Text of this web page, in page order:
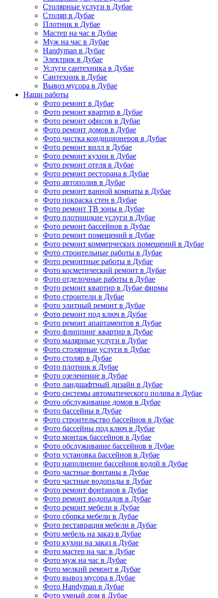
Столярные услуги в Дубае
Столяр в Дубае
Плотник в Дубае
Мастер на час в Дубае
Муж на час в Дубае
Handyman в Дубае
Электрик в Дубае
Услуги сантехника в Дубае
Сантехник в Дубае
Вывоз мусора в Дубае
Наши работы
Фото ремонт в Дубае
Фото ремонт квартир в Дубае
Фото ремонт офисов в Дубае
Фото ремонт домов в Дубае
Фото чистка кондиционеров в Дубае
Фото ремонт вилл в Дубае
Фото ремонт кухни в Дубае
Фото ремонт отеля в Дубае
Фото ремонт ресторана в Дубае
Фото автополив в Дубае
Фото ремонт ванной комнаты в Дубае
Фото покраска стен в Дубае
Фото ремонт ТВ зоны в Дубае
Фото плотницкие услуги в Дубае
Фото ремонт бассейнов в Дубае
Фото ремонт помещений в Дубае
Фото ремонт коммерческих помещений в Дубае
Фото строительные работы в Дубае
Фото ремонтные работы в Дубае
Фото косметический ремонт в Дубае
Фото отделочные работы в Дубае
Фото ремонт квартир в Дубае фирмы
Фото строители в Дубае
Фото элитный ремонт в Дубае
Фото ремонт под ключ в Дубае
Фото ремонт апартаментов в Дубае
Фото флиппинг квартир в Дубае
Фото малярные услуги в Дубае
Фото столярные услуги в Дубае
Фото столяр в Дубае
Фото плотник в Дубае
Фото озеленение в Дубае
Фото ландшафтный дизайн в Дубае
Фото системы автоматического полива в Дубае
Фото обслуживание домов в Дубае
Фото бассейны в Дубае
Фото строительство бассейнов в Дубае
Фото бассейны под ключ в Дубае
Фото монтаж бассейнов в Дубае
Фото обслуживание бассейнов в Дубае
Фото установка бассейнов в Дубае
Фото наполнение бассейнов водой в Дубае
Фото частные фонтаны в Дубае
Фото частные водопады в Дубае
Фото ремонт фонтанов в Дубае
Фото ремонт водопадов в Дубае
Фото ремонт мебели в Дубае
Фото сборка мебели в Дубае
Фото реставрация мебели в Дубае
Фото мебель на заказ в Дубае
Фото кухни на заказ в Дубае
Фото мастер на час в Дубае
Фото муж на час в Дубае
Фото мелкий ремонт в Дубае
Фото вывоз мусора в Дубае
Фото Handyman в Дубае
Фото умный дом в Дубае